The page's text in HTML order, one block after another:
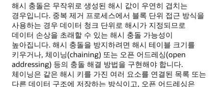
제거를
지연시킬
수도
있습니다.
해시 충돌은 무작위로 생성된 해시 값이 우연히 겹치는
경우입니다. 중복 제거 프로세스에서 블록 단위 접근 방식을
사용하는 경우 데이터 청크 단위로 해시가 지정되므로
데이터 손상을 초래할 수 있는 해시 충돌 가능성이
높아집니다. 해시 충돌을 방지하려면 해시 테이블 크기를
키우거나, 체이닝(chaining) 또는 오픈 어드레싱(open
addressing) 등의 충돌 해결 방법을 구현해야 합니다.
체이닝은 같은 해시 키를 가진 여러 요소를 연결된 목록 또는
다른 데이터 구조에 저장하는 방식이고, 오픈 어드레싱은